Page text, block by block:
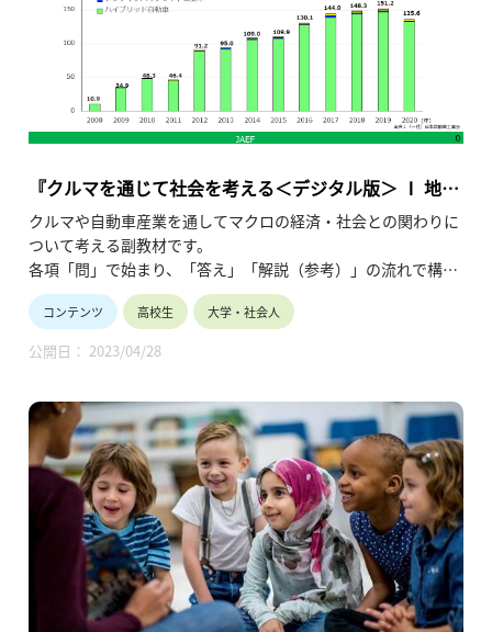
『クルマを通じて社会を考える＜デジタル版＞ Ⅰ 地球
温暖化』
クルマや自動車産業を通してマクロの経済・社会との関わりに
ついて考える副教材です。
各項「問」で始まり、「答え」「解説（参考）」の流れで構成
され、授業形態の多様化や生徒の皆さんの自主学習にも対応で
きる仕様です。
この「Ⅰ 地球温暖化」では、気候変動（地球温暖化）という環
境にかかわる課題について考察すると共に、
いていることに対する理解を深めます。
コンテンツ 高校生 大学・社会人
公開日： 2023/04/28